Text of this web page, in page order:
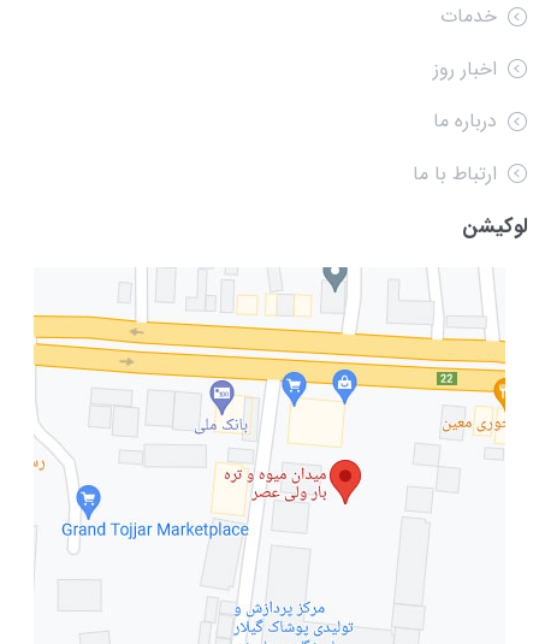
خدمات
اخبار روز
درباره ما
ارتباط با ما
لوکیشن